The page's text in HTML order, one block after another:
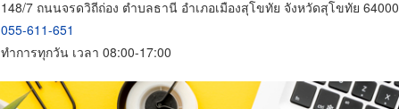
148/7 ถนนจรดวิถีถ่อง ตำบลธานี อำเภอเมืองสุโขทัย จังหวัดสุโขทัย 64000
055-611-651
ทำการทุกวัน เวลา 08:00-17:00